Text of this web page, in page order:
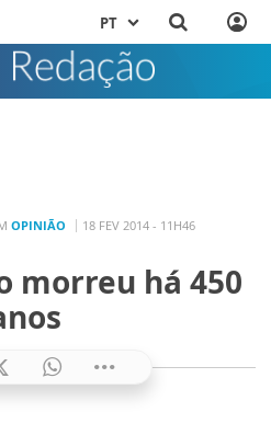
PT
OPINIÃO 18 FEV 2014 - 11H46
morreu há 450